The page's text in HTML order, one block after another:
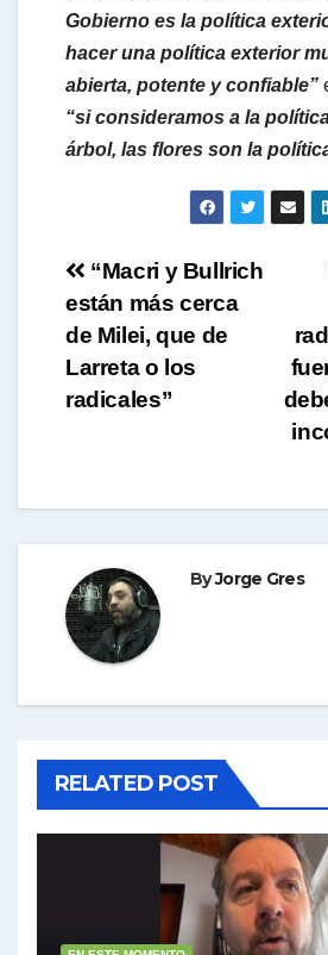
Gobierno es la política
hacer una política exterior
abierta, potente y confiable”
“si consideramos a la
árbol, las flores son la
Navegación
de
entradas
“Macri y Bullrich
están más cerca
de Milei, que de
Larreta o los
radicales”
ByJorge Gres
RELATED POST